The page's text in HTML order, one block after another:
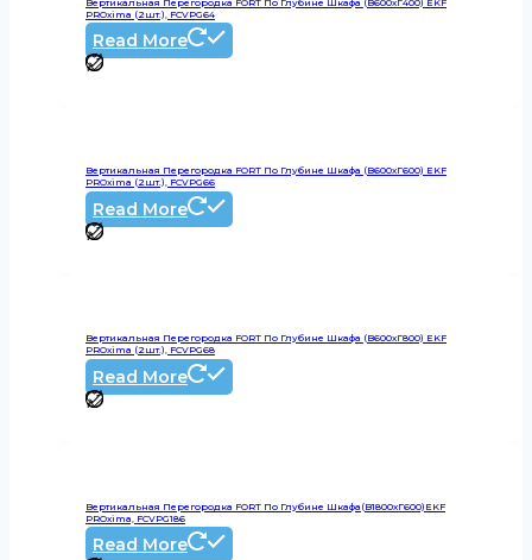
PROxima (2шт.), FCVPG64
Read More
Вертикальная Перегородка FORT По Глубине Шкафа (В600хГ600) EKF
PROxima (2шт.), FCVPG66
Read More
Вертикальная Перегородка FORT По Глубине Шкафа (В600хГ800) EKF
PROxima (2шт.), FCVPG68
Read More
Вертикальная Перегородка FORT По Глубине Шкафа(В1800хГ600)EKF
PROxima, FCVPG186
Read More